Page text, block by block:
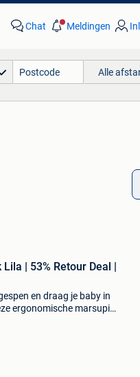
Chat Meldingen
Alle
| 53% Retour Deal |
en draag je baby in
ergonomische marsupi